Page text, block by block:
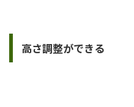
高さ調整ができる